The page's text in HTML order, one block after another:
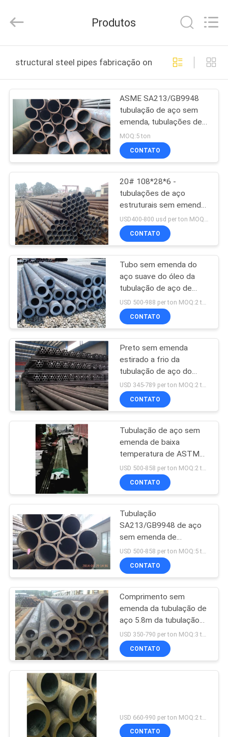
PRODUTOS
SOBRE
NÓS
EXCURSÃO
DA
FÁBRICA
CONTROLE
DA
QUALIDADE
CONTACTE-
NOS
NOTÍCIA
CASOS
COMPANY
NEWS
MAPA
SITE
PRIVACY
POLICY
STEEL
INDUSTRIAL
Rights
Produtos
structural steel pipes fabricação online
ASME SA213/GB9948
tubulação de aço sem
emenda, tubulações de
aço estruturais
MOQ:5 ton
CONTATO
20# 108*28*6 -
tubulações de aço
estruturais sem emenda
de tubulação ASTM do
aço carbono de 12m
CONTATO
Tubo sem emenda do
aço suave do óleo da
tubulação de aço de
grande diâmetro da
tubulação de aço 3PE do
API 5l x65
CONTATO
Preto sem emenda
estirado a frio da
tubulação de aço do
RUÍDO 2391 ST35 Nbk
recozido
USD 345-789 per ton MOQ:2 toneladas
CONTATO
Tubulação de aço sem
emenda de baixa
temperatura de ASTM
A-333 A333 Gr6
Gr6/tubo
USD 500-858 per ton MOQ:2 toneladas
CONTATO
Tubulação
SA213/GB9948 de aço
sem emenda de
ASME/tubo para o
equipamento de
rachamento do petróleo
CONTATO
Comprimento sem
emenda da tubulação de
aço 5.8m da tubulação
Q235B Q195B 60*3mm
da solda de ERW
CONTATO
CONTATO